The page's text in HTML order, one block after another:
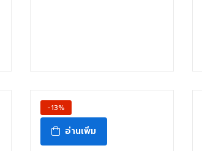
-13%
อ่านเพิ่ม